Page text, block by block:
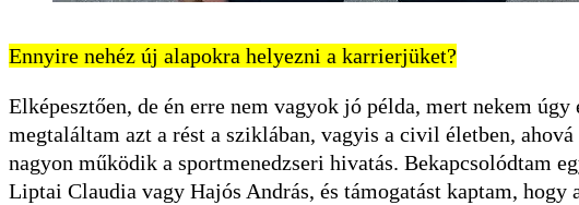
Ennyire nehéz új alapokra helyezni a karrierjüket?
Elképesztően, de én erre nem vagyok jó példa, mert nekem
megtaláltam azt a rést a sziklában, vagyis a civil életben,
nagyon működik a sportmenedzseri hivatás. Bekapcsolódtam
Liptai Claudia vagy Hajós András, és támogatást kaptam, hogy